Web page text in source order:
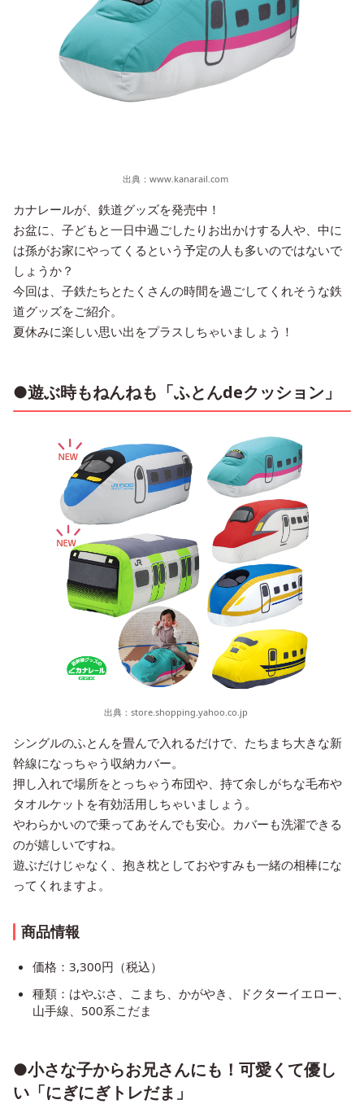
出典： www.kanarail.com
カナレールが、鉄道グッズを発売中！
お盆に、子どもと一日中過ごしたりお出かけする人や、中に
は孫がお家にやってくるという予定の人も多いのではないで
しょうか？
今回は、子鉄たちとたくさんの時間を過ごしてくれそうな鉄
道グッズをご紹介。
夏休みに楽しい思い出をプラスしちゃいましょう！
●遊ぶ時もねんねも「ふとんdeクッション」
出典： store.shopping.yahoo.co.jp
シングルのふとんを畳んで入れるだけで、たちまち大きな新
幹線になっちゃう収納カバー。
押し入れで場所をとっちゃう布団や、持て余しがちな毛布や
タオルケットを有効活用しちゃいましょう。
やわらかいので乗ってあそんでも安心。カバーも洗濯できる
のが嬉しいですね。
遊ぶだけじゃなく、抱き枕としておやすみも一緒の相棒にな
ってくれますよ。
商品情報
価格：3,300円（税込）
種類：はやぶさ、こまち、かがやき、ドクターイエロー、
山手線、500系こだま
●小さな子からお兄さんにも！可愛くて優し
い「にぎにぎトレだま」